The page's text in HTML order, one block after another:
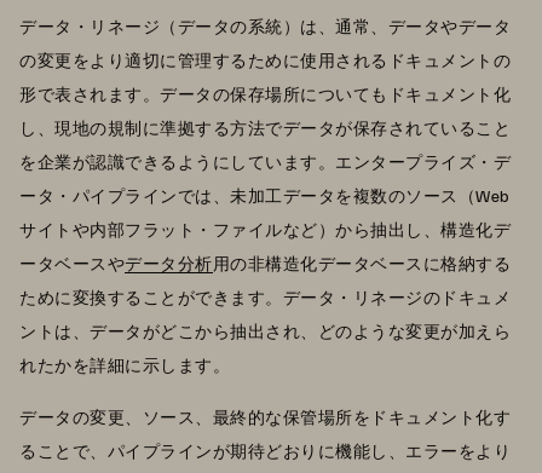
データ・リネージ（データの系統）は、通常、データやデータ
の変更をより適切に管理するために使用されるドキュメントの
形で表されます。データの保存場所についてもドキュメント化
し、現地の規制に準拠する方法でデータが保存されていること
を企業が認識できるようにしています。エンタープライズ・デ
ータ・パイプラインでは、未加工データを複数のソース（Web
サイトや内部フラット・ファイルなど）から抽出し、構造化デ
ータベースやデータ分析用の非構造化データベースに格納する
ために変換することができます。データ・リネージのドキュメ
ントは、データがどこから抽出され、どのような変更が加えら
れたかを詳細に示します。
データの変更、ソース、最終的な保管場所をドキュメント化す
ることで、パイプラインが期待どおりに機能し、エラーをより